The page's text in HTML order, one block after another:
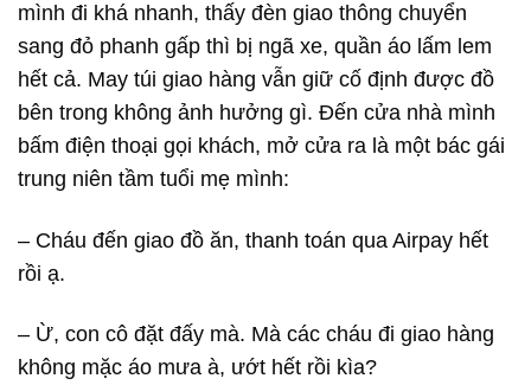
mình đi khá nhanh, thấy đèn giao thông chuyển
sang đỏ phanh gấp thì bị ngã xe, quần áo lấm lem
hết cả. May túi giao hàng vẫn giữ cố định được đồ
bên trong không ảnh hưởng gì. Đến cửa nhà mình
bấm điện thoại gọi khách, mở cửa ra là một bác gái
trung niên tầm tuổi mẹ mình:
– Cháu đến giao đồ ăn, thanh toán qua Airpay hết
rồi ạ.
– Ừ, con cô đặt đấy mà. Mà các cháu đi giao hàng
không mặc áo mưa à, ướt hết rồi kìa?